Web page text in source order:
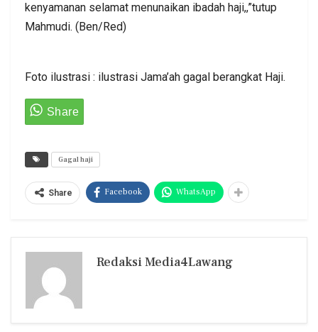
kenyamanan selamat menunaikan ibadah haji,,”tutup
Mahmudi. (Ben/Red)
Foto ilustrasi : ilustrasi Jama’ah gagal berangkat Haji.
Gagal haji
Share Facebook WhatsApp
Redaksi Media4Lawang